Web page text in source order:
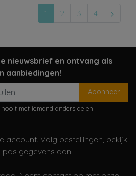
1 2 3 4
nieuwsbrief en ontvang als
aanbiedingen!
Abonneer
met iemand anders delen.
account. Volg bestellingen, bekijk
gegevens aan.